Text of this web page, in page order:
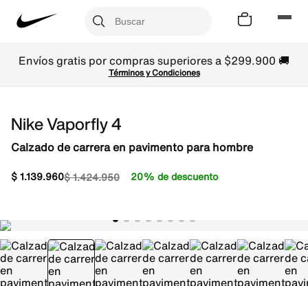
Envíos gratis por compras superiores a $299.900 🚚
Términos y Condiciones
Nike Vaporfly 4
Calzado de carrera en pavimento para hombre
$1.424.950
$1.139.960 20% de descuento